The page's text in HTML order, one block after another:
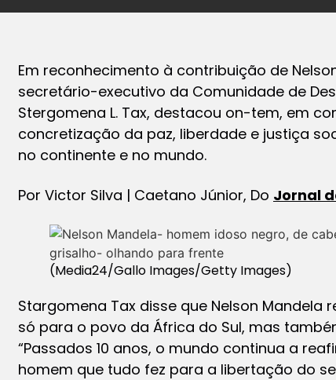
Em reconhecimento à contribuição de
secretário-executivo da Comunidade de
Stergomena L. Tax, destacou on-tem, em
concretização da paz, liberdade e justiça
no continente e no mundo.
Por Victor Silva | Caetano Júnior, Do Jornal
(Media24/Gallo Images/Getty Images)
Stargomena Tax disse que Nelson
só para o povo da África do Sul, mas
“Passados 10 anos, o mundo continua a
homem que tudo fez para a libertação do